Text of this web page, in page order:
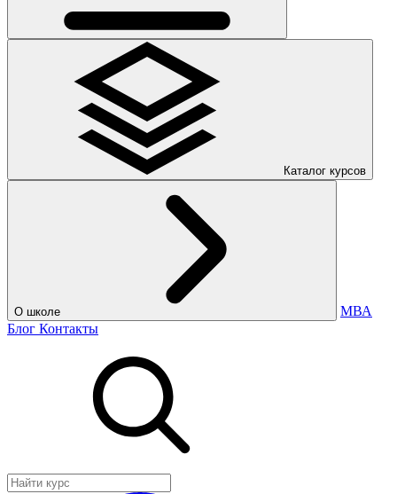
Каталог курсов
О школе
МВА
Блог Контакты